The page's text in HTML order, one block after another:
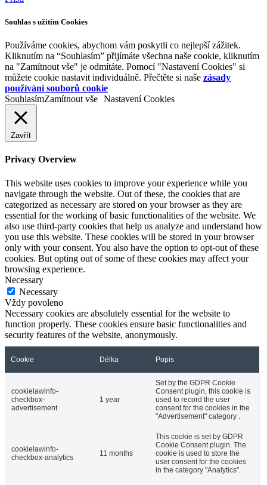
Souhlas s užitím Cookies
Používáme cookies, abychom vám poskytli co nejlepší zážitek.
Kliknutím na “Souhlasím” přijímáte všechna naše cookie, kliknutím
na "Zamítnout vše" je odmítáte. Pomocí "Nastavení Cookies" si
můžete cookie nastavit individuálně. Přečtěte si naše zásady
používání souborů cookie
SouhlasímZamítnout vše Nastavení Cookies
Zavřít
Privacy Overview
This website uses cookies to improve your experience while you
navigate through the website. Out of these, the cookies that are
categorized as necessary are stored on your browser as they are
essential for the working of basic functionalities of the website. We
also use third-party cookies that help us analyze and understand how
you use this website. These cookies will be stored in your browser
only with your consent. You also have the option to opt-out of these
cookies. But opting out of some of these cookies may affect your
browsing experience.
Necessary
Necessary
Vždy povoleno
Necessary cookies are absolutely essential for the website to
function properly. These cookies ensure basic functionalities and
security features of the website, anonymously.
Cookie Délka Popis
cookielawinfo-
checkbox-
advertisement
1 year
Set by the GDPR Cookie
Consent plugin, this cookie is
used to record the user
consent for the cookies in the
"Advertisement" category .
cookielawinfo-
checkbox-analytics
11 months
This cookie is set by GDPR
Cookie Consent plugin. The
cookie is used to store the
user consent for the cookies
in the category "Analytics".